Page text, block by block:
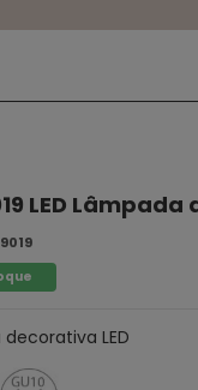
LED
9019
LED